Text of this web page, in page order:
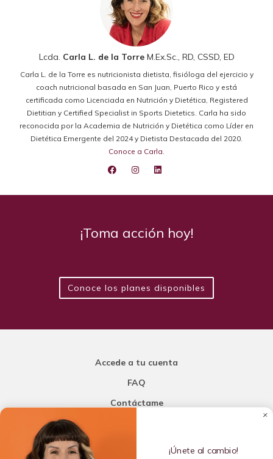
Lcda. Carla L. de la TorreM.Ex.Sc., RD, CSSD, ED
Carla L. de la Torre es nutricionista dietista, fisióloga del ejercicio y
coach nutricional basada en San Juan, Puerto Rico y está
certificada como Licenciada en Nutrición y Dietética, Registered
Dietitian y Certified Specialist in Sports Dietetics. Carla ha sido
reconocida por la Academia de Nutrición y Dietética como Líder en
Dietética Emergente del 2024 y Dietista Destacada del 2020.
Conoce a Carla
¡Toma acción hoy!
Conoce los planes disponibles
Accede a tu cuenta
FAQ
Contáctame
¡Únete al cambio!